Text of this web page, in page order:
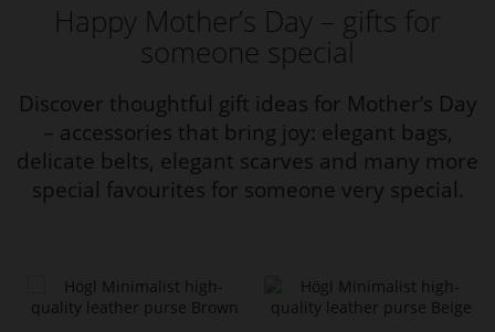
Happy Mother’s Day – gifts for
someone special
Discover thoughtful gift ideas for Mother’s Day
– accessories that bring joy: elegant bags,
delicate belts, elegant scarves and many more
special favourites for someone very special.